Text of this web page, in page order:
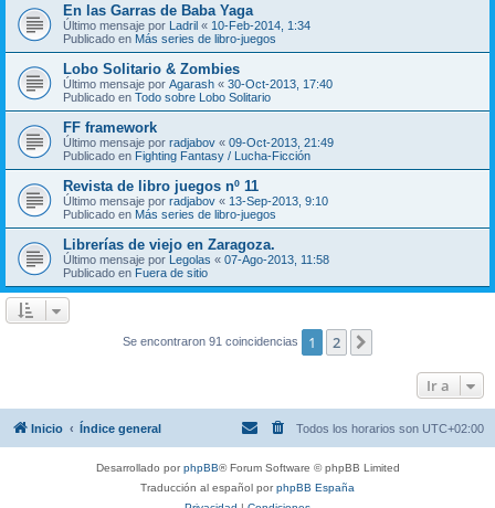
En las Garras de Baba Yaga
Último mensaje por Ladril « 10-Feb-2014, 1:34
Publicado en Más series de libro-juegos
Lobo Solitario & Zombies
Último mensaje por Agarash « 30-Oct-2013, 17:40
Publicado en Todo sobre Lobo Solitario
FF framework
Último mensaje por radjabov « 09-Oct-2013, 21:49
Publicado en Fighting Fantasy / Lucha-Ficción
Revista de libro juegos nº 11
Último mensaje por radjabov « 13-Sep-2013, 9:10
Publicado en Más series de libro-juegos
Librerías de viejo en Zaragoza.
Último mensaje por Legolas « 07-Ago-2013, 11:58
Publicado en Fuera de sitio
Se encontraron 91 coincidencias 1 2
Ir a
Inicio Índice general Todos los horarios son UTC+02:00
Desarrollado porphpBB® Forum Software © phpBB Limited
Traducción al español porphpBB España